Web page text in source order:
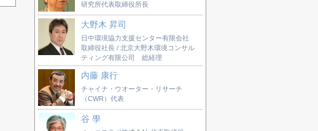
研究所代表取締役所長
大野木 昇司
日中環境協力支援センター有限会社
取締役社長 / 北京大野木環境コンサル
ティング有限公司 総経理
内藤 康行
チャイナ・ウオーター・リサーチ
（CWR）代表
谷 學